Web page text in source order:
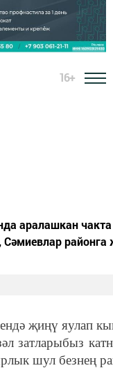
16+
аралашкан чакта
җиңү яулап
затларыбыз
шул безнең